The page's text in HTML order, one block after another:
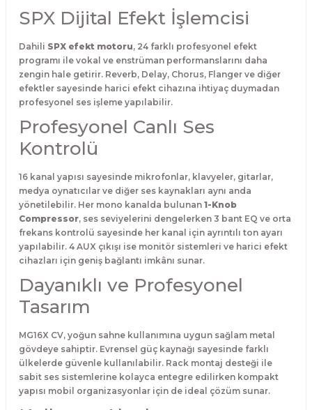
SPX Dijital Efekt İşlemcisi
Dahili SPX efekt motoru, 24 farklı profesyonel efekt
programı ile vokal ve enstrüman performanslarını daha
zengin hale getirir. Reverb, Delay, Chorus, Flanger ve diğer
efektler sayesinde harici efekt cihazına ihtiyaç duymadan
profesyonel ses işleme yapılabilir.
Profesyonel Canlı Ses
Kontrolü
16 kanal yapısı sayesinde mikrofonlar, klavyeler, gitarlar,
medya oynatıcılar ve diğer ses kaynakları aynı anda
yönetilebilir. Her mono kanalda bulunan 1-Knob
Compressor, ses seviyelerini dengelerken 3 bant EQ ve orta
frekans kontrolü sayesinde her kanal için ayrıntılı ton ayarı
yapılabilir. 4 AUX çıkışı ise monitör sistemleri ve harici efekt
cihazları için geniş bağlantı imkânı sunar.
Dayanıklı ve Profesyonel
Tasarım
MG16X CV, yoğun sahne kullanımına uygun sağlam metal
gövdeye sahiptir. Evrensel güç kaynağı sayesinde farklı
ülkelerde güvenle kullanılabilir. Rack montaj desteği ile
sabit ses sistemlerine kolayca entegre edilirken kompakt
yapısı mobil organizasyonlar için de ideal çözüm sunar.